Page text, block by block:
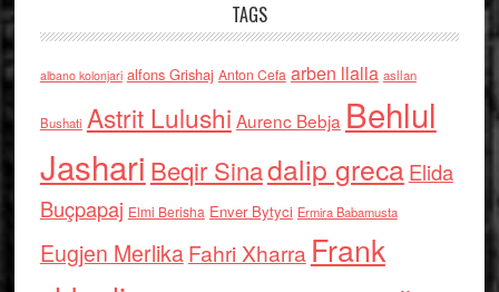
TAGS
albano kolonjari alfons Grishaj Anton Cefa arben llalla asllan
Bushati Astrit Lulushi Aurenc Bebja Behlul
Jashari Beqir Sinadalip grecaElida
Buçpapaj Elmi Berisha Enver Bytyci Ermira Babamusta
Eugjen MerlikaFahri Xharra Frank